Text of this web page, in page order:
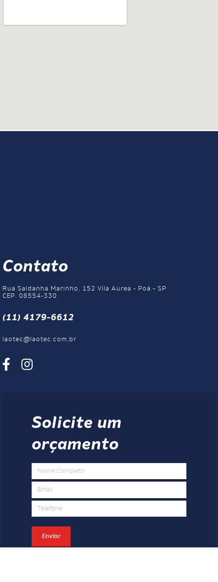
Contato
Rua Saldanha Marinho, 152 Vila Aurea - Poá - SP
CEP. 08554-330
(11) 4179-6612
laotec@laotec.com.br
Solicite um
orçamento
Enviar